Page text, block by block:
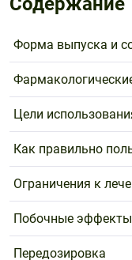
Форма выпуска и
Цели
Как правильно
Ограничения к
Побочные эффекты
Передозировка
Сердечно-
Средства
от